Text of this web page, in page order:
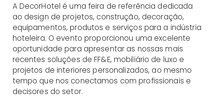
A DecorHotel é uma feira de referência dedicada
ao design de projetos, construção, decoração,
equipamentos, produtos e serviços para a indústria
hoteleira. O evento proporcionou uma excelente
oportunidade para apresentar as nossas mais
recentes soluções de FF&E, mobiliário de luxo e
projetos de interiores personalizados, ao mesmo
tempo que nos conectamos com profissionais e
decisores do setor.